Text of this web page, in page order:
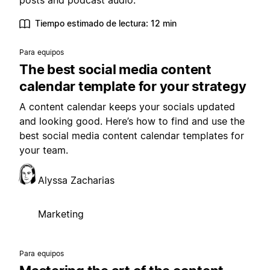
Tiempo estimado de lectura: 12 min
Para equipos
The best social media content
calendar template for your strategy
A content calendar keeps your socials updated
and looking good. Here’s how to find and use the
best social media content calendar templates for
your team.
Alyssa Zacharias
Marketing
Para equipos